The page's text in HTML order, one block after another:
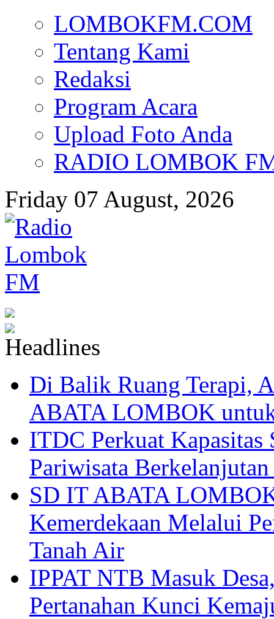
LOMBOKFM.COM
Tentang Kami
Redaksi
Program Acara
Upload Foto Anda
RADIO LOMBOK
Friday 07 August, 2026
Di Balik Ruang Terapi,
ABATA LOMBOK
ITDC Perkuat
Pariwisata
SD IT ABATA
Kemerdekaan Melalui
Tanah Air
IPPAT NTB Masuk
Pertanahan Kunci